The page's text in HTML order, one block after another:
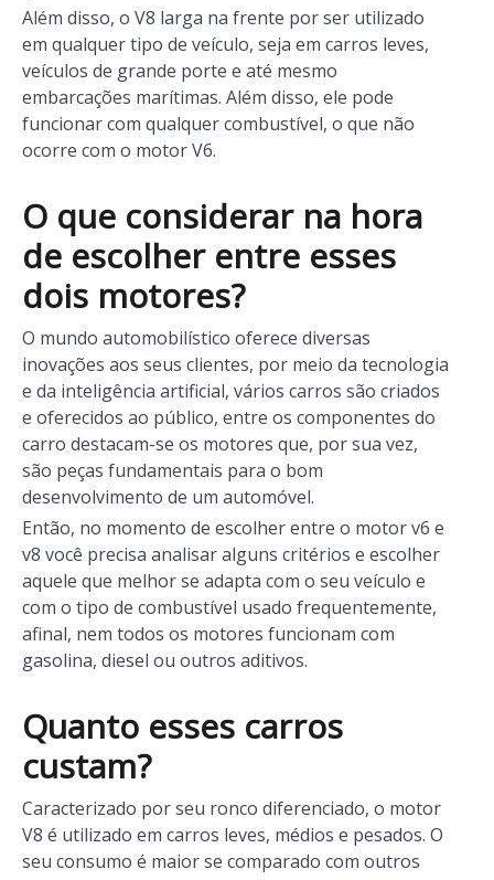
Além disso, o V8 larga na frente por ser utilizado
em qualquer tipo de veículo, seja em carros leves,
veículos de grande porte e até mesmo
embarcações marítimas. Além disso, ele pode
funcionar com qualquer combustível, o que não
ocorre com o motor V6.
O que considerar na hora
de escolher entre esses
dois motores?
O mundo automobilístico oferece diversas
inovações aos seus clientes, por meio da tecnologia
e da inteligência artificial, vários carros são criados
e oferecidos ao público, entre os componentes do
carro destacam-se os motores que, por sua vez,
são peças fundamentais para o bom
desenvolvimento de um automóvel.
Então, no momento de escolher entre o motor v6 e
v8 você precisa analisar alguns critérios e escolher
aquele que melhor se adapta com o seu veículo e
com o tipo de combustível usado frequentemente,
afinal, nem todos os motores funcionam com
gasolina, diesel ou outros aditivos.
Quanto esses carros
custam?
Caracterizado por seu ronco diferenciado, o motor
V8 é utilizado em carros leves, médios e pesados. O
seu consumo é maior se comparado com outros